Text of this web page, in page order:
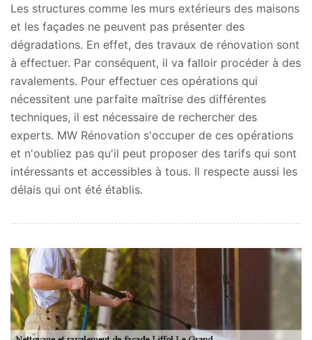
Les structures comme les murs extérieurs des maisons
et les façades ne peuvent pas présenter des
dégradations. En effet, des travaux de rénovation sont
à effectuer. Par conséquent, il va falloir procéder à des
ravalements. Pour effectuer ces opérations qui
nécessitent une parfaite maîtrise des différentes
techniques, il est nécessaire de rechercher des
experts. MW Rénovation s'occuper de ces opérations
et n'oubliez pas qu'il peut proposer des tarifs qui sont
intéressants et accessibles à tous. Il respecte aussi les
délais qui ont été établis.